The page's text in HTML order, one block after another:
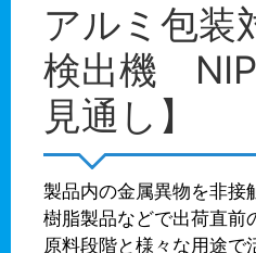
アルミ包
検出機
見通し】
製品内の金属異物を非接
樹脂製品などで出荷直前
原料段階と様々な用途で